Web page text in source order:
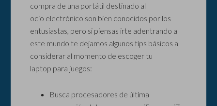
compra de una portátil destinado al
ocio electrónico son bien conocidos por los
entusiastas, pero si piensas irte adentrando a
este mundo te dejamos algunos tips básicos a
considerar al momento de escoger tu
laptop para juegos:
Busca procesadores de última